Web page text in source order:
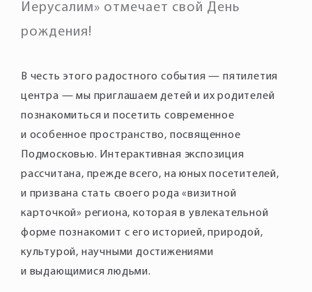
Иерусалим» отмечает свой День
рождения!
В честь этого радостного события — пятилетия
центра — мы приглашаем детей и их родителей
познакомиться и посетить современное
и особенное пространство, посвященное
Подмосковью. Интерактивная экспозиция
рассчитана, прежде всего, на юных посетителей,
и призвана стать своего рода «визитной
карточкой» региона, которая в увлекательной
форме познакомит с его историей, природой,
культурой, научными достижениями
и выдающимися людьми.